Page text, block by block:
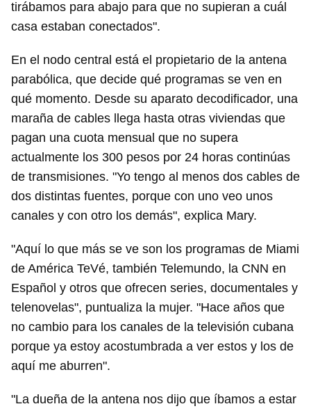
tirábamos para abajo para que no supieran a cuál
casa estaban conectados".
En el nodo central está el propietario de la antena
parabólica, que decide qué programas se ven en
qué momento. Desde su aparato decodificador, una
maraña de cables llega hasta otras viviendas que
pagan una cuota mensual que no supera
actualmente los 300 pesos por 24 horas continúas
de transmisiones. "Yo tengo al menos dos cables de
dos distintas fuentes, porque con uno veo unos
canales y con otro los demás", explica Mary.
"Aquí lo que más se ve son los programas de Miami
de América TeVé, también Telemundo, la CNN en
Español y otros que ofrecen series, documentales y
telenovelas", puntualiza la mujer. "Hace años que
no cambio para los canales de la televisión cubana
porque ya estoy acostumbrada a ver estos y los de
aquí me aburren".
"La dueña de la antena nos dijo que íbamos a estar